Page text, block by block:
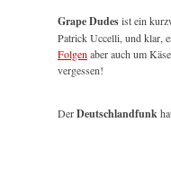
Grape Dudesist ein
Patrick Uccelli, und klar,
Folgen aber auch um
vergessen!
DerDeutschlandfunk